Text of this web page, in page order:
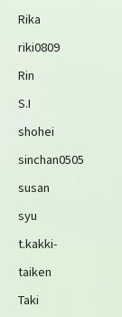
Rika
riki0809
Rin
S.I
shohei
sinchan0505
susan
syu
t.kakki-
taiken
Taki